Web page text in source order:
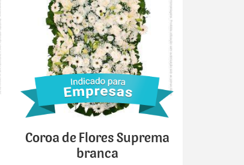
Coroa de Flores Suprema
branca